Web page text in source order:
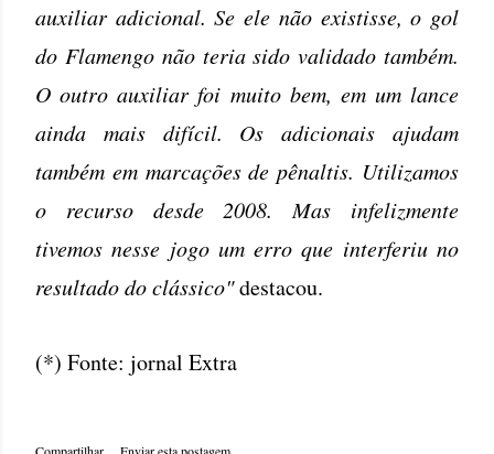
auxiliar adicional. Se ele não existisse, o gol
do Flamengo não teria sido validado também.
O outro auxiliar foi muito bem, em um lance
ainda mais difícil. Os adicionais ajudam
também em marcações de pênaltis. Utilizamos
o recurso desde 2008. Mas infelizmente
tivemos nesse jogo um erro que interferiu no
resultado do clássico"destacou.
(*) Fonte: jornal Extra